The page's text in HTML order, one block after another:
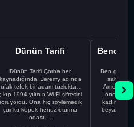
Dünün Tarifi
Dünün Tarifi Çorba her
kaynadığında, Jeremy adında
ufak tefek bir adam tuzluktan
1994 yılının Wi-Fi şifresini
Ona hiç söylemedik
çünkü köpek henüz oturma
odası ...
Ben gururlu
sahip
önce
kadınla
beyaz